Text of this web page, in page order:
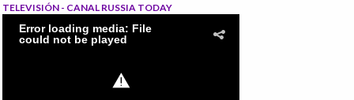
TELEVISIÓN - CANAL RUSSIA TODAY